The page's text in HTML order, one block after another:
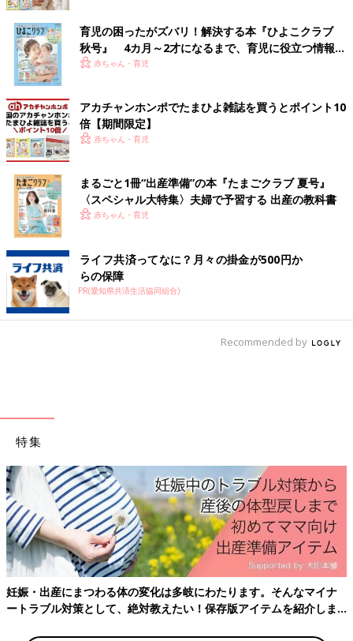
授業は週１回で、実習があるときは週２回なので、子育てとお仕
事をしながらでもどうにか大丈夫だったのですが、課題の提出物
が本当に多くて…。子どもが起きる前や、夜
題に取り組んで、子どもが乳児だったとき以来の睡眠不足になり
ましたね（笑）。でも、課題提出が終わったときの、「終わった
ー！」という達成感を味わえるのはすごくうれしかったです。
子どもに指示して従わせようと思うほど、うまくい
かないと知った
てくれます。
――チャイルドマインダーになるための講座を受けて、鈴木さん
が一番よかったと思っていることはなんですか？
あきえ 私が一番よかったのは、子どもの発達に合わせた言葉が
けを知れたことです。たとえば、息子は「イヤイヤ・ヤダヤダ」
が長引いていていたのですが、授業で先生に教えてもらった言葉
がけをしてみたらすごく効果があって！
たとえば、イヤイヤが始まったら、息子に「あ、イヤイヤ虫が来
育児の困ったがズバリ！解決する本『ひよこクラブ
秋号』 4カ月～2才になるまで、育児に役立つ情報が
いっぱい！
赤ちゃん・育児
アカチャンホンポでたまひよ雑誌を買うとポイント10
倍【期間限定】
赤ちゃん・育児
まるごと1冊“出産準備”の本『たまごクラブ 夏号』
〈スペシャル大特集〉夫婦で予習する 出産の教科書
赤ちゃん・育児
ライフ共済ってなに？月々の掛金が500円か
らの保障
PR(愛知県共済生活協同組合)
Recommended by
特集
妊娠・出産にまつわる体の変化は多岐にわたります。そんなマイナ
ートラブル対策として、絶対教えたい！保存版アイテムを紹介しま